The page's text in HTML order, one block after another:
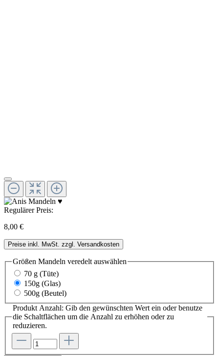
Regulärer Preis:
8,00 €
Preise inkl. MwSt. zzgl. Versandkosten
Größen Mandeln veredelt auswählen
70 g (Tüte)
150g (Glas)
500g (Beutel)
Produkt Anzahl: Gib den gewünschten Wert ein oder benutze
die Schaltflächen um die Anzahl zu erhöhen oder zu
reduzieren.